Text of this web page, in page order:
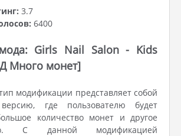
3.7
6400
Girls Nail Salon - Kids
Много монет]
модификации представляет собой
где пользователю будет
количество монет и другое
С данной модификацией